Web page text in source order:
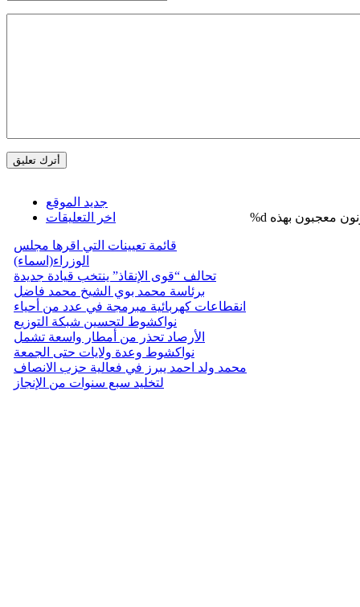
جديد الموقع
اخر التعليقات
قائمة تعيينات التي اقرها مجلس
الوزراء(اسماء)
تحالف “قوى الإنقاذ” ينتخب قيادة جديدة
برئاسة محمد بوي الشيخ محمد فاضل
انقطاعات كهربائية مبرمجة في عدد من أحياء
نواكشوط لتحسين شبكة التوزيع
الأرصاد تحذر من أمطار واسعة تشمل
نواكشوط وعدة ولايات حتى الجمعة
محمد ولد احمد يبرز في فعالية حزب الانصاف
لتخليد سبع سنوات من الإنجاز
%d